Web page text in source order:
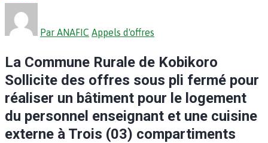
Par ANAFIC Appels d'offres
La Commune Rurale de Kobikoro
Sollicite des offres sous pli fermé pour
réaliser un bâtiment pour le logement
du personnel enseignant et une cuisine
externe à Trois (03) compartiments